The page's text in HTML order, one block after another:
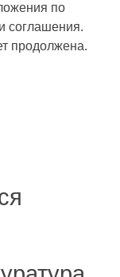
по
соглашения.
продолжена.